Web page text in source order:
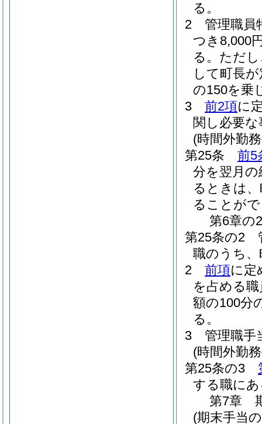
る。
2
管理職員
つき8,000
る。 ただ
して町長
の150を乗
3
前2項に
関し必要
(時間外勤
第25条
前5
分を翌月
るときは
ることが
第6章の2
第25条の2
職のうち
2
前項に定
を占める
額の100分
る。
3
管理職手
(時間外勤
第25条の3
する職に
第7章
(期末手当